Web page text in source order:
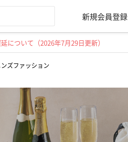
新規会員登録
について（2026年7月29日更新）
ンズファッション